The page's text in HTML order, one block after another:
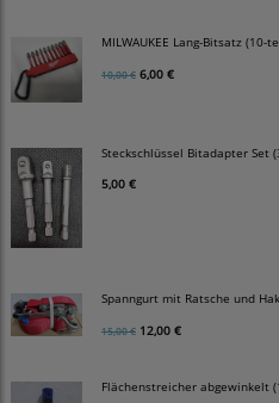
MILWAUKEE Lang-Bitsatz (10-
10,00 € 6,00 €
Steckschlüssel Bitadapter Set
5,00 €
Spanngurt mit Ratsche und
15,00 € 12,00 €
Flächenstreicher abgewinkelt